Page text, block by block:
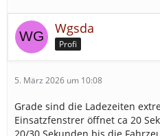
Wgsda
Profi
5. März 2026 um 10:08
Grade sind die Ladezeiten
Einsatzfenstrer öffnet ca 20